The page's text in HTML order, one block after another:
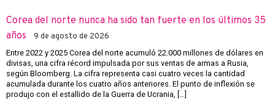
Corea del norte nunca ha sido tan fuerte en los últimos 35
años
9 de agosto de 2026
Entre 2022 y 2025 Corea del norte acumuló 22.000 millones de dólares en
divisas, una cifra récord impulsada por sus ventas de armas a Rusia,
según Bloomberg. La cifra representa casi cuatro veces la cantidad
acumulada durante los cuatro años anteriores. El punto de inflexión se
produjo con el estallido de la Guerra de Ucrania, […]